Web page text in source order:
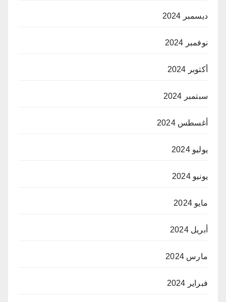
ديسمبر 2024
نوفمبر 2024
أكتوبر 2024
سبتمبر 2024
أغسطس 2024
يوليو 2024
يونيو 2024
مايو 2024
أبريل 2024
مارس 2024
فبراير 2024